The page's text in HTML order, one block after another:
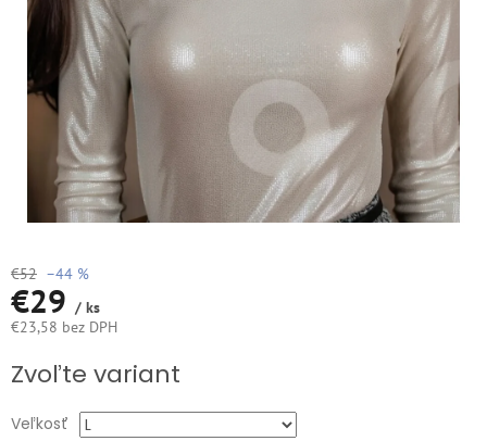
€52 –44 %
€29 / ks
€23,58 bez DPH
cena:
Zvoľte variant
Veľkosť